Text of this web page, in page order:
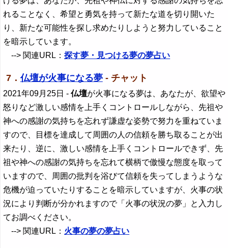
れることなく、希望と勇気を持って新たな道を切り開いた
り、新たな可能性を探し求めたりしようと努力していること
を暗示しています。
--> 関連URL：探す夢・見つける夢の夢占い
7．仏壇が火事になる夢- チャット
2021年09月25日 -仏壇が火事になる夢は、あなたが、欲望や
怒りなど激しい感情を上手くコントロールしながら、先祖や
神への感謝の気持ちを忘れず謙虚な姿勢で努力を重ねていま
すので、目標を達成して周囲の人の信頼を勝ち取ることが出
来たり、逆に、激しい感情を上手くコントロールできず、先
祖や神への感謝の気持ちを忘れて横柄で傲慢な態度を取って
いますので、周囲の批判を浴びて信頼を失ってしまうような
危機が迫っていたりすることを暗示していますが、火事の状
況により判断が分かれますので「火事の状況の夢」と入力し
てお調べください。
--> 関連URL： 火事の夢の夢占い